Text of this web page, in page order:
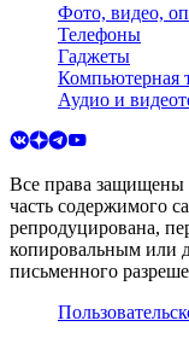
Фото, видео,
Телефоны
Гаджеты
Компьютерная
Аудио и
Все права защищены
часть содержимого
репродуцирована,
копировальным или
письменного